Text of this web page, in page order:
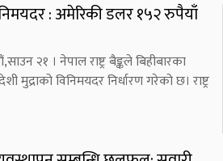
: अमेरिकी डलर १५२ रुपैयाँ
२१ । नेपाल राष्ट्र बैङ्कले बिहीबारका
मुद्राको विनिमयदर निर्धारण गरेको छ। राष्ट्र